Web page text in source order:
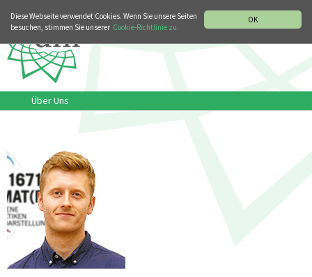
OK
Diese Webseite verwendet Cookies. Wenn Sie unsere Seiten
besuchen, stimmen Sie unserer Cookie-Richtlinie zu.
Über Uns